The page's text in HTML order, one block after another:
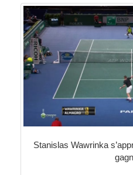
Stanislas Wawrinka